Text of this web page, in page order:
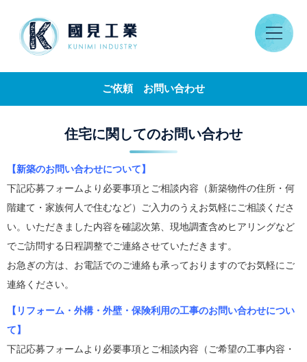
ご依頼 お問い合わせ
住宅に関してのお問い合わせ
【新築のお問い合わせについて】
下記応募フォームより必要事項とご相談内容（新築物件の住所・何
階建て・家族何人で住むなど）ご入力のうえお気軽にご相談くださ
い。いただきました内容を確認次第、現地調査含めヒアリングなど
でご訪問する日程調整でご連絡させていただきます。
お急ぎの方は、お電話でのご連絡も承っておりますのでお気軽にご
連絡ください。
【リフォーム・外構・外壁・保険利用の工事のお問い合わせについ
て】
下記応募フォームより必要事項とご相談内容（ご希望の工事内容・